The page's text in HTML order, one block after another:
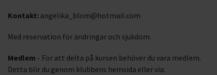
Kontakt: angelika_blom@hotmail.com
Med reservation för ändringar och sjukdom.
Medlem - För att delta på kursen behöver du vara medlem.
Detta blir du genom klubbens hemsida eller via: